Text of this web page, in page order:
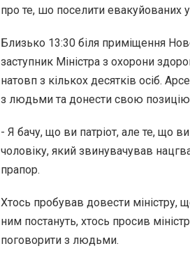
про те, шо поселити евакуйованих
Близько 13:30 біля приміщення
заступник Міністра з охорони
натовп з кількох десятків осіб.
з людьми та донести свою
- Я бачу, що ви патріот, але те, що
чоловіку, який звинувачував
прапор.
Хтось пробував довести міністру,
ним постануть, хтось просив
поговорити з людьми.